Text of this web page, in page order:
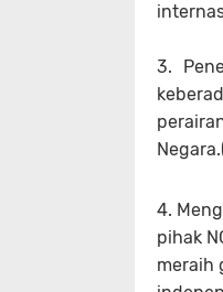
3.
4.
pihak
meraih